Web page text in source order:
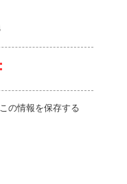
の情報を保存する